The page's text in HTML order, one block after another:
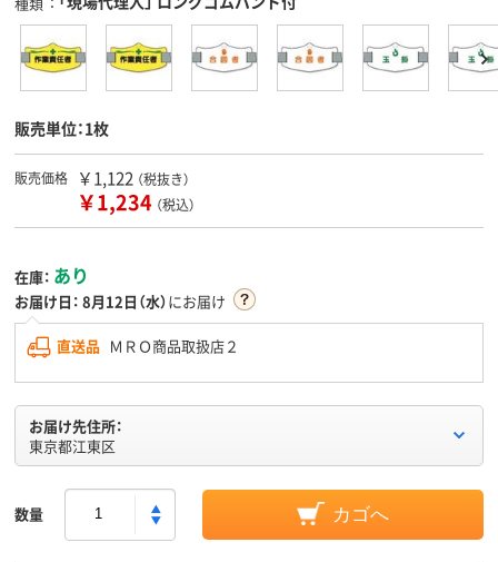
販売単位：1枚
販売価格 ￥1,122 （税抜き）
￥1,234 （税込）
在庫： あり
お届け日： 8月12日（水）にお届け
直送品 ＭＲＯ商品取扱店２
お届け先住所：
東京都江東区
数量 カゴへ